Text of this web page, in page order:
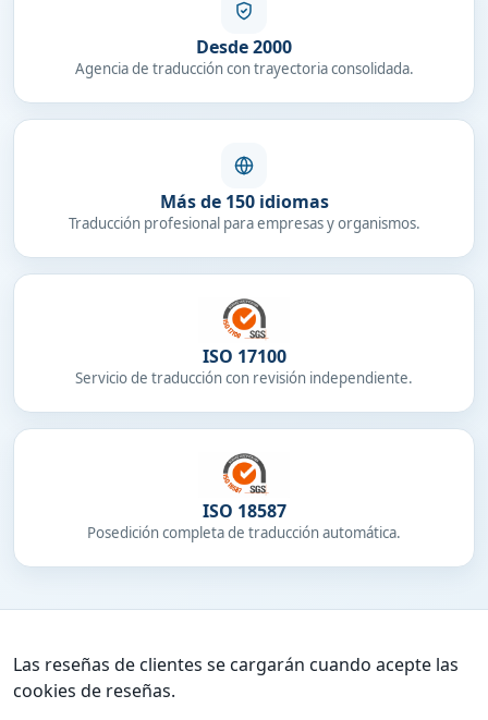
Desde 2000
Agencia de traducción con trayectoria consolidada.
Más de 150 idiomas
Traducción profesional para empresas y organismos.
ISO 17100
Servicio de traducción con revisión independiente.
ISO 18587
Posedición completa de traducción automática.
Las reseñas de clientes se cargarán cuando acepte las
cookies de reseñas.